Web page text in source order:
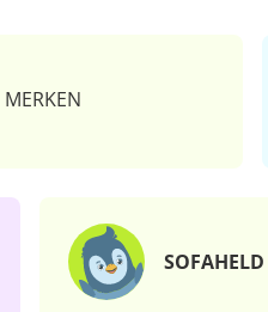
MERKEN
SOFAHELD